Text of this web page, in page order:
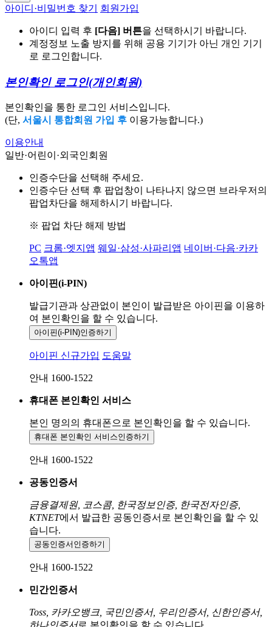
아이디·비밀번호 찾기 회원가입
아이디 입력 후 [다음] 버튼을 선택하시기 바랍니다.
계정정보 노출 방지를 위해 공용 기기가 아닌 개인 기기
로 로그인합니다.
본인확인 로그인(개인회원)
본인확인을 통한 로그인 서비스입니다.
(단, 서울시 통합회원 가입 후 이용가능합니다.)
이용안내
일반·어린이·외국인회원
인증수단을 선택해 주세요.
인증수단 선택 후 팝업창이 나타나지 않으면 브라우저의
팝업차단을 해제하시기 바랍니다.
※ 팝업 차단 해제 방법
PC 크롬·엣지앱 웨일·삼성·사파리앱 네이버·다음·카카
오톡앱
아이핀(i-PIN)
발급기관과 상관없이 본인이 발급받은 아이핀을 이용하
여 본인확인을 할 수 있습니다.
아이핀(i-PIN)인증하기
아이핀 신규가입 도움말
안내 1600-1522
휴대폰 본인확인 서비스
본인 명의의 휴대폰으로 본인확인을 할 수 있습니다.
휴대폰 본인확인 서비스인증하기
안내 1600-1522
공동인증서
금융결제원, 코스콤, 한국정보인증, 한국전자인증,
KTNET에서 발급한 공동인증서로 본인확인을 할 수 있
습니다.
공동인증서 인증하기
안내 1600-1522
민간인증서
Toss, 카카오뱅크, 국민인증서, 우리인증서, 신한인증서,